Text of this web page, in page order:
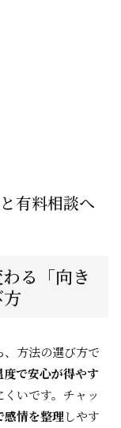
有料相談へ
る「向き
、方法の選び方で
度で安心が得やす
いです。チャッ
感情を整理しやす